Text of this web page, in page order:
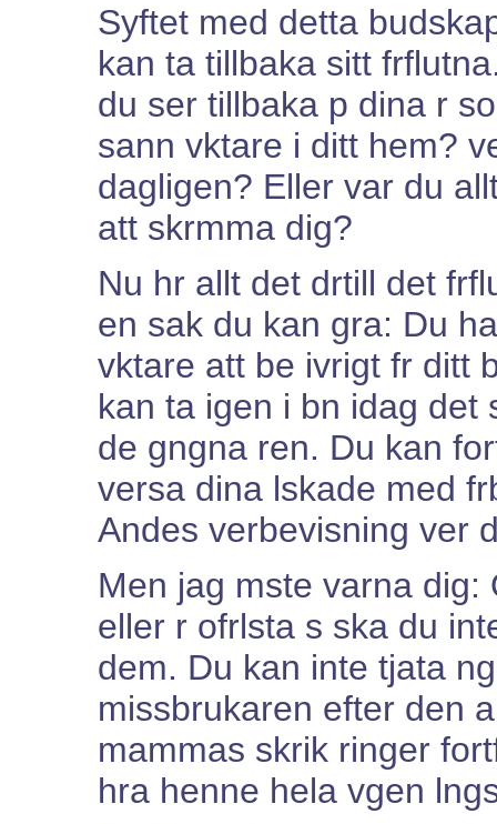
Syftet med detta
kan ta tillbaka sitt
du ser tillbaka p dina r
sann vktare i ditt hem?
dagligen? Eller var du
att skrmma dig?
Nu hr allt det drtill det
en sak du kan gra: Du
vktare att be ivrigt fr ditt
kan ta igen i bn idag det
de gngna ren. Du kan
versa dina lskade med
Andes verbevisning ver
Men jag mste varna
eller r ofrlsta s ska du
dem. Du kan inte tjata
missbrukaren efter den
mammas skrik ringer
hra henne hela vgen